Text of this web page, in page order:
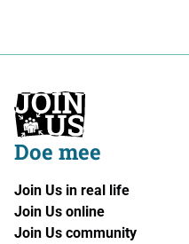
Doe mee
Join Us in real life
Join Us online
Join Us community